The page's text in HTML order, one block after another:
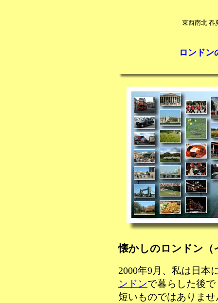
東西南北 春
ロンドン
懐かしのロンドン（
2000年9月、私は日本
ンドンで暮らした後
短いものではありま